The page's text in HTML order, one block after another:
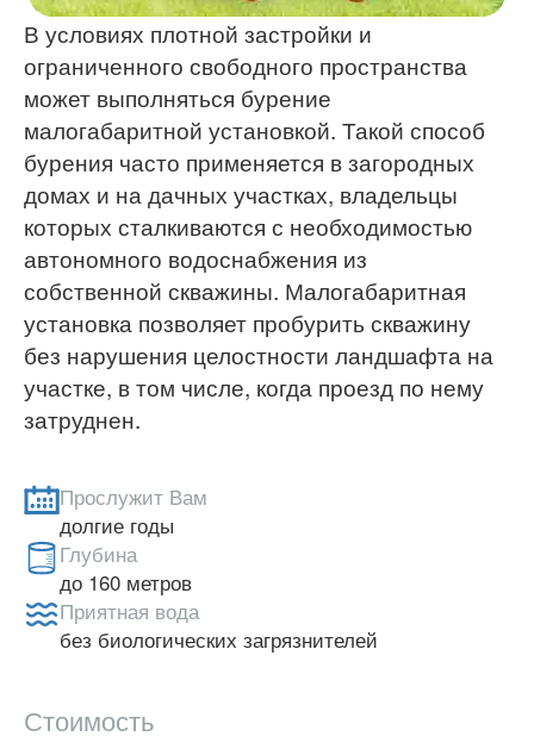
В условиях плотной застройки и
ограниченного свободного пространства
может выполняться бурение
малогабаритной установкой. Такой способ
бурения часто применяется в загородных
домах и на дачных участках, владельцы
которых сталкиваются с необходимостью
автономного водоснабжения из
собственной скважины. Малогабаритная
установка позволяет пробурить скважину
без нарушения целостности ландшафта на
участке, в том числе, когда проезд по нему
затруднен.
Прослужит Вам
долгие годы
Глубина
до 160 метров
Приятная вода
без биологических загрязнителей
Стоимость